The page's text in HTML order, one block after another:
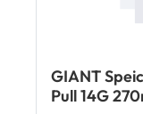
GIANT
Pull 14G